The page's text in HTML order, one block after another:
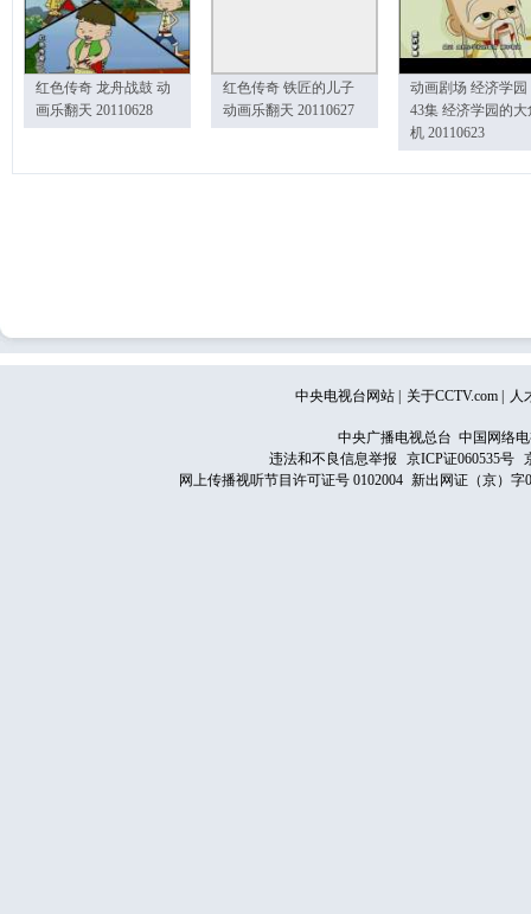
红色传奇 龙舟战鼓 动
画乐翻天 20110628
红色传奇 铁匠的儿子
动画乐翻天 20110627
动画剧场 经济学园
43集 经济学园的大
机 20110623
中央电视台网站 关于CCTV.com 人
中央广播电视总台 中国网络
违法和不良信息举报
京ICP证060535号
网上传播视听节目许可证号 0102004 新出网证（京）